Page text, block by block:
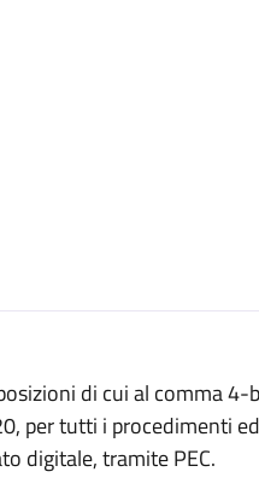
di cui al comma 4-
per tutti i procedimenti
digitale, tramite PEC.